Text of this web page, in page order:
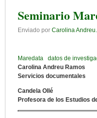
Seminario
Enviado por Carolina
Maredata datos de
Carolina Andreu Ramos
Servicios documentales
Candela Ollé
Profesora de los Estudios